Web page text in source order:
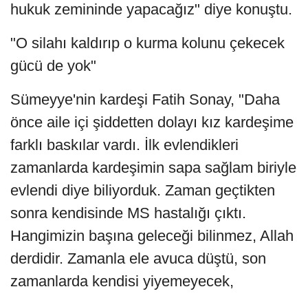
hukuk zemininde yapacağız" diye konuştu.
"O silahı kaldırıp o kurma kolunu çekecek
gücü de yok"
Sümeyye'nin kardeşi Fatih Sonay, "Daha
önce aile içi şiddetten dolayı kız kardeşime
farklı baskılar vardı. İlk evlendikleri
zamanlarda kardeşimin sapa sağlam biriyle
evlendi diye biliyorduk. Zaman geçtikten
sonra kendisinde MS hastalığı çıktı.
Hangimizin başına geleceği bilinmez, Allah
derdidir. Zamanla ele avuca düştü, son
zamanlarda kendisi yiyemeyecek,